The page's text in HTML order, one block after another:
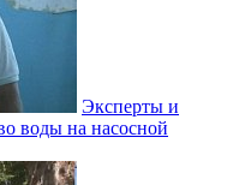
Эксперты и
воды на насосной